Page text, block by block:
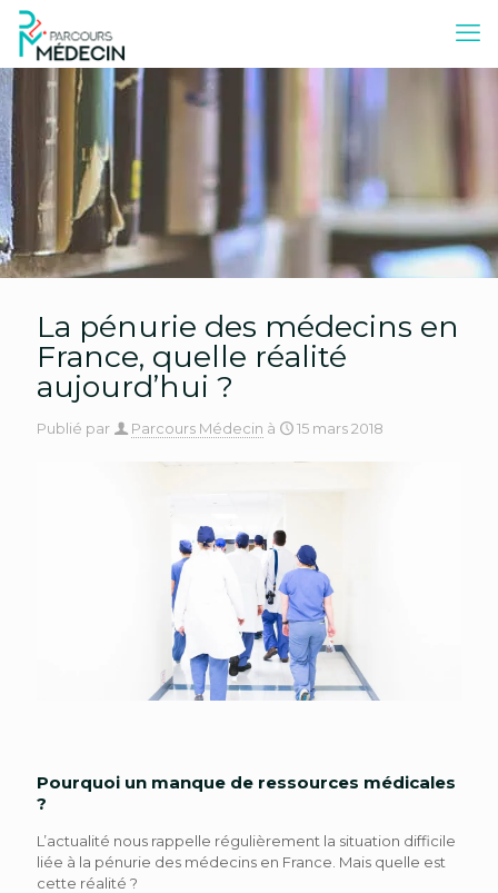
La pénurie des médecins en
France, quelle réalité
aujourd’hui ?
Publié par Parcours Médecin à 15 mars 2018
Pourquoi un manque de ressources médicales
?
L’actualité nous rappelle régulièrement la situation difficile
liée à la pénurie des médecins en France. Mais quelle est
cette réalité ?